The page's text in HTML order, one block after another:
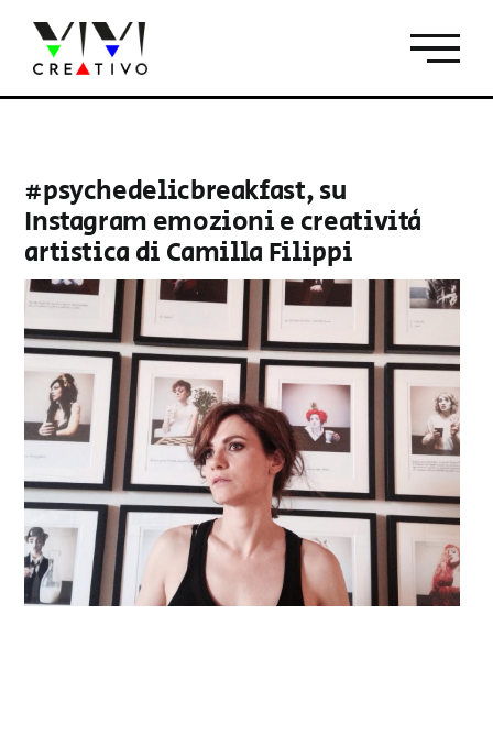
contenuto
#psychedelicbreakfast, su
Instagram emozioni e creatività
artistica di Camilla Filippi